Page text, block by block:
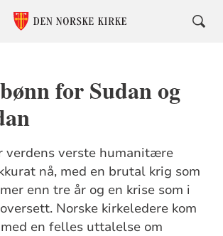
for Sudan og
verdens verste humanitære
nå, med en brutal krig som
enn tre år og en krise som i
Norske kirkeledere kom
en felles uttalelse om